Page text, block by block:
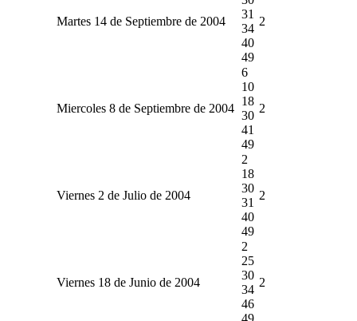
Martes 14 de Septiembre de 2004
31
34
40
49
2
Miercoles 8 de Septiembre de 2004
6
10
18
30
41
49
2
Viernes 2 de Julio de 2004
2
18
30
31
40
49
2
Viernes 18 de Junio de 2004
2
25
30
34
46
49
2